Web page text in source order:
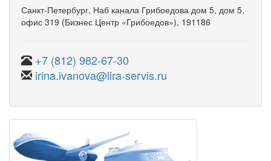
Санкт-Петербург, Наб канала Грибоедова дом 5, дом 5,
офис 319 (Бизнес Центр «Грибоедов»), 191186
+7 (812) 982-67-30
irina.ivanova@lira-servis.ru